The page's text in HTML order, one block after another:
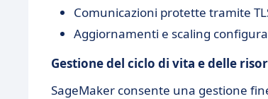
Comunicazioni protette tramite
Aggiornamenti e scaling
Gestione del ciclo di vita e delle
SageMaker consente una gestione